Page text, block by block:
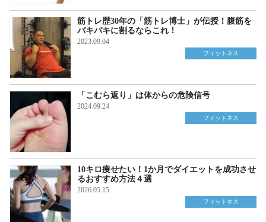
筋トレ歴30年の「筋トレ博士」が伝授！腹筋を
バキバキに割るならこれ！
2023.09.04
フィットネス
「こむら返り」は体からの危険信号
2024.09.24
フィットネス
10キロ痩せたい！1か月でダイエットを成功させ
るおすすめ方法４選
2026.05.15
フィットネス